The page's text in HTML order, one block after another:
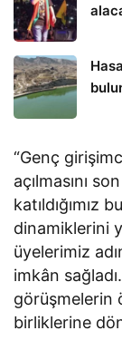
“Genç
açılmasını
katıldığımız
dinamiklerini
üyelerimiz
imkân
görüşmelerin
birliklerine